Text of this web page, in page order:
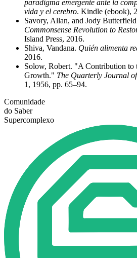
paradigma emergente ante la
vida y el cerebro. Kindle (ebook),
Savory, Allan, and Jody
Commonsense Revolution to
Island Press, 2016.
Shiva, Vandana. Quién alimenta
2016.
Solow, Robert. "A Contribution to
Growth." The Quarterly Journal
1, 1956, pp. 65–94.
Comunidade
do Saber
Supercomplexo